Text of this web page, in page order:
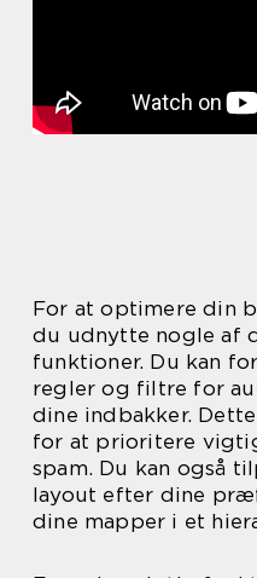
For at optimere din
du udnytte nogle af
funktioner. Du kan
regler og filtre for
dine indbakker.
for at prioritere
spam. Du kan også
layout efter dine
dine mapper i et